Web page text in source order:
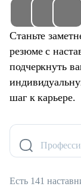
Станьте
резюме с
подчеркнуть
шаг к карьере.
Есть 141